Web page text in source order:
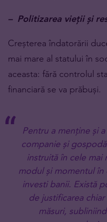
– Politizarea vieții și
Creșterea îndatorării
mai mare al statului în
aceasta: fără controlul
financiară se va prăbuși.
Pentru a menține și
companie și
instruită în cele mai
modul și momentul în
investi banii. Există
de justificarea
măsuri,